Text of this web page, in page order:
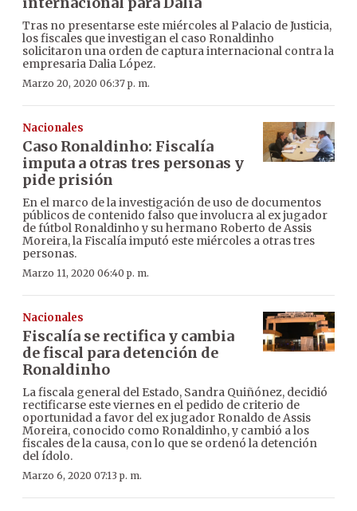
Tras no presentarse este miércoles al Palacio de Justicia,
los fiscales que investigan el caso Ronaldinho
solicitaron una orden de captura internacional contra la
empresaria Dalia López.
Marzo 20, 2020 06:37 p. m.
Nacionales
Caso Ronaldinho: Fiscalía
imputa a otras tres personas y
pide prisión
En el marco de la investigación de uso de documentos
públicos de contenido falso que involucra al ex jugador
de fútbol Ronaldinho y su hermano Roberto de Assis
Moreira, la Fiscalía imputó este miércoles a otras tres
personas.
Marzo 11, 2020 06:40 p. m.
Nacionales
Fiscalía se rectifica y cambia
de fiscal para detención de
Ronaldinho
La fiscala general del Estado, Sandra Quiñónez, decidió
rectificarse este viernes en el pedido de criterio de
oportunidad a favor del ex jugador Ronaldo de Assis
Moreira, conocido como Ronaldinho, y cambió a los
fiscales de la causa, con lo que se ordenó la detención
del ídolo.
Marzo 6, 2020 07:13 p. m.